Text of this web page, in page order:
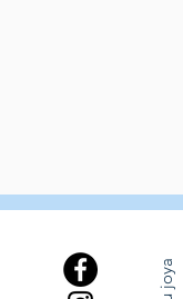
de perlas de rio